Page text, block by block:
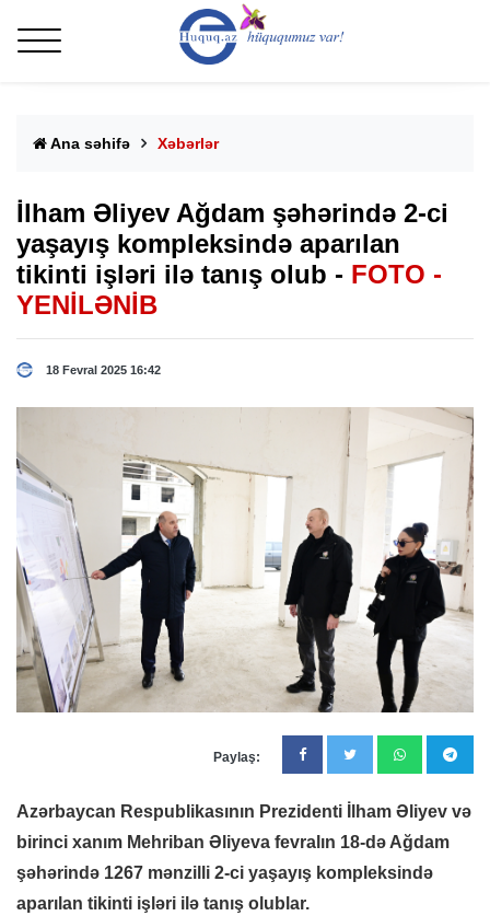
Ana səhifə Xəbərlər
İlham Əliyev Ağdam şəhərində 2-ci
yaşayış kompleksində aparılan
tikinti işləri ilə tanış olub - FOTO -
YENİLƏNİB
18 Fevral 2025 16:42
Paylaş:
Azərbaycan Respublikasının Prezidenti İlham Əliyev və
birinci xanım Mehriban Əliyeva fevralın 18-də Ağdam
şəhərində 1267 mənzilli 2-ci yaşayış kompleksində
aparılan tikinti işləri ilə tanış olublar.